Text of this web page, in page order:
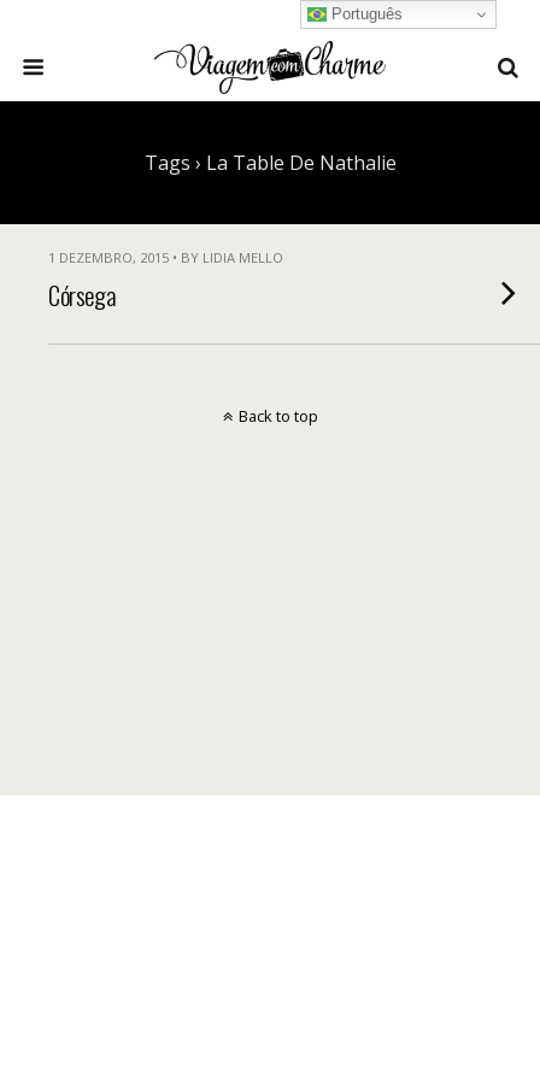
Tags › La Table De Nathalie
1 DEZEMBRO, 2015 • BY LIDIA MELLO
Córsega
Português
Back to top